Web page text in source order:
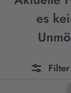
es
Filter